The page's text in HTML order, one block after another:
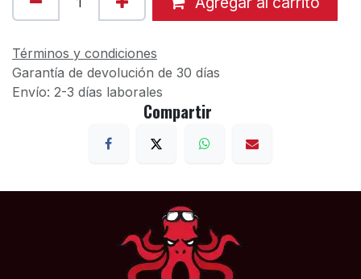
Términos y condiciones
Garantía de devolución de 30 días
Envío: 2-3 días laborales
Compartir